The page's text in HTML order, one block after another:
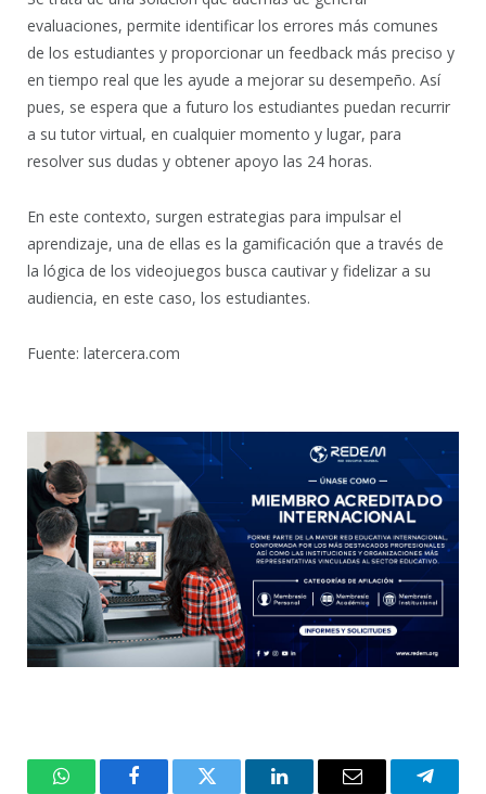
evaluaciones, permite identificar los errores más comunes
de los estudiantes y proporcionar un feedback más preciso y
en tiempo real que les ayude a mejorar su desempeño. Así
pues, se espera que a futuro los estudiantes puedan recurrir
a su tutor virtual, en cualquier momento y lugar, para
resolver sus dudas y obtener apoyo las 24 horas.
En este contexto, surgen estrategias para impulsar el
aprendizaje, una de ellas es la gamificación que a través de
la lógica de los videojuegos busca cautivar y fidelizar a su
audiencia, en este caso, los estudiantes.
Fuente: latercera.com